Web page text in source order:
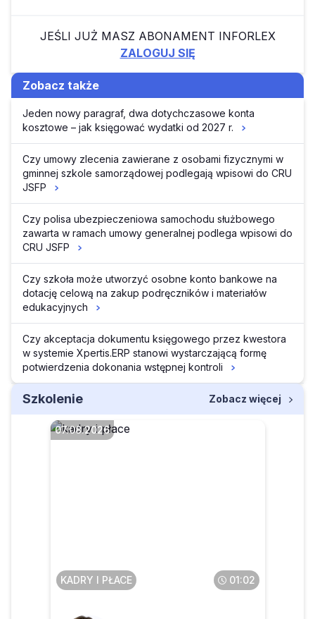
JEŚLI JUŻ MASZ ABONAMENT INFORLEX
ZALOGUJ SIĘ
Zobacz także
Jeden nowy paragraf, dwa dotychczasowe konta
kosztowe – jak księgować wydatki od 2027 r.
Czy umowy zlecenia zawierane z osobami fizycznymi w
gminnej szkole samorządowej podlegają wpisowi do CRU
JSFP
Czy polisa ubezpieczeniowa samochodu służbowego
zawarta w ramach umowy generalnej podlega wpisowi do
CRU JSFP
Czy szkoła może utworzyć osobne konto bankowe na
dotację celową na zakup podręczników i materiałów
edukacyjnych
Czy akceptacja dokumentu księgowego przez kwestora
w systemie Xpertis.ERP stanowi wystarczającą formę
potwierdzenia dokonania wstępnej kontroli
Szkolenie Zobacz więcej
07.08.2026
KADRY I PŁACE 01:02